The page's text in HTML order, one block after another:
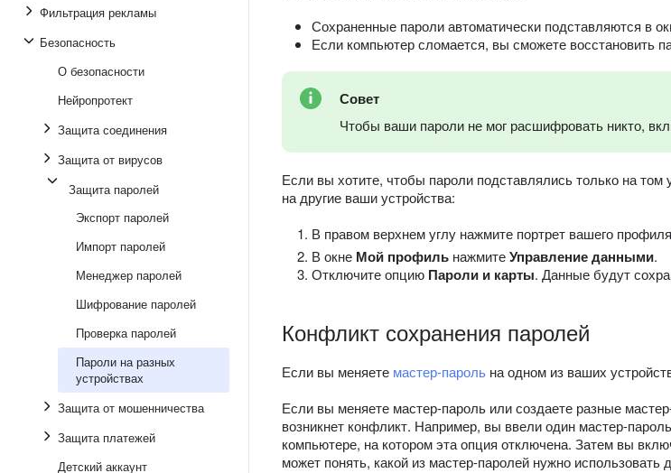
Фильтрация рекламы
Безопасность
О безопасности
Нейропротект
Защита соединения
Защита от вирусов
Защита паролей
Экспорт паролей
Импорт паролей
Менеджер паролей
Шифрование паролей
Проверка паролей
Пароли на разных
устройствах
Защита от мошенничества
Защита платежей
Детский аккаунт
Сохраненные пароли автоматически подставляются в
Если компьютер сломается, вы сможете восстановить
Совет
Чтобы ваши пароли не мог расшифровать никто,
Если вы хотите, чтобы пароли подставлялись только на
на другие ваши устройства:
В правом верхнем углу нажмите портрет вашего профиля
В окне Мой профиль нажмитеУправление данными.
Отключите опцию Пароли и карты. Данные будут
Конфликт сохранения паролей
Если вы меняете мастер-пароль на одном из ваших
Если вы меняете мастер-пароль или создаете разные
возникнет конфликт. Например, вы ввели один мастер-
компьютере, на котором эта опция отключена. Затем вы
может понять, какой из мастер-паролей нужно